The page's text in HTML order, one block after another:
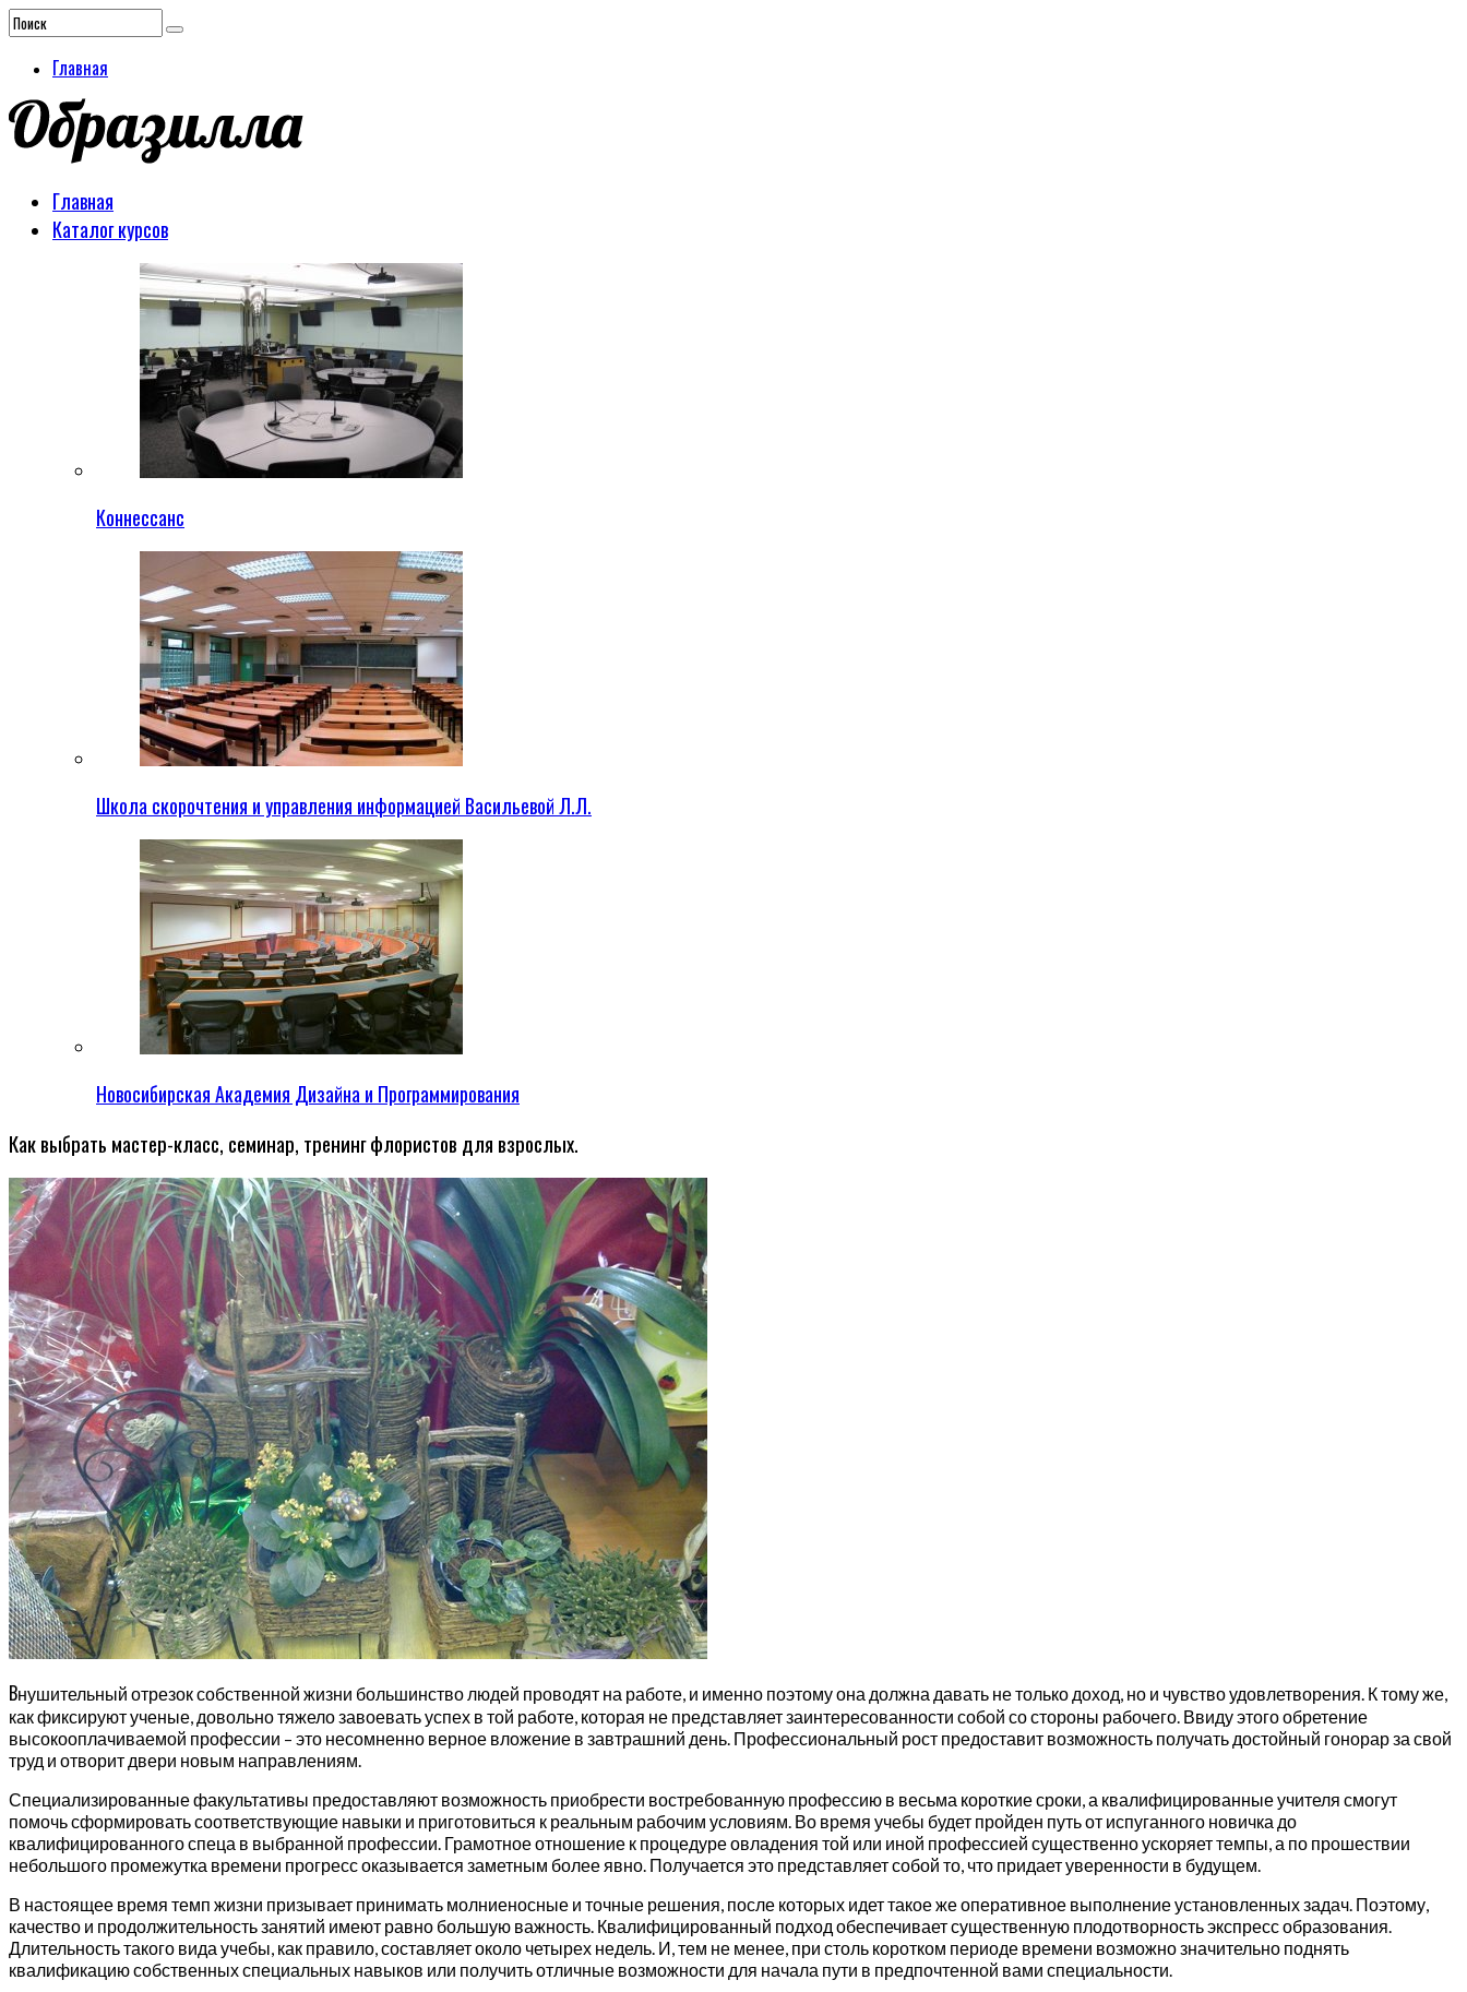
Главная
Главная
Каталог курсов
Коннессанс
Школа скорочтения и управления информацией Васильевой Л.Л.
Новосибирская Академия Дизайна и Программирования
Как выбрать мастер-класс, семинар, тренинг флористов для взрослых.
Внушительный отрезок собственной жизни большинство людей проводят на работе, и именно поэтому она должна давать не только доход, но и чувство удовлетворения. К тому же,
как фиксируют ученые, довольно тяжело завоевать успех в той работе, которая не представляет заинтересованности собой со стороны рабочего. Ввиду этого обретение
высокооплачиваемой профессии – это несомненно верное вложение в завтрашний день. Профессиональный рост предоставит возможность получать достойный гонорар за свой
труд и отворит двери новым направлениям.
Специализированные факультативы предоставляют возможность приобрести востребованную профессию в весьма короткие сроки, а квалифицированные учителя смогут
помочь сформировать соответствующие навыки и приготовиться к реальным рабочим условиям. Во время учебы будет пройден путь от испуганного новичка до
квалифицированного спеца в выбранной профессии. Грамотное отношение к процедуре овладения той или иной профессией существенно ускоряет темпы, а по прошествии
небольшого промежутка времени прогресс оказывается заметным более явно. Получается это представляет собой то, что придает уверенности в будущем.
В настоящее время темп жизни призывает принимать молниеносные и точные решения, после которых идет такое же оперативное выполнение установленных задач. Поэтому,
качество и продолжительность занятий имеют равно большую важность. Квалифицированный подход обеспечивает существенную плодотворность экспресс образования.
Длительность такого вида учебы, как правило, составляет около четырех недель. И, тем не менее, при столь коротком периоде времени возможно значительно поднять
квалификацию собственных специальных навыков или получить отличные возможности для начала пути в предпочтенной вами специальности.